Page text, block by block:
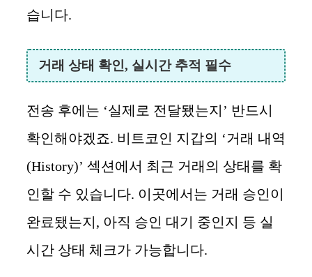
습니다.
거래 상태 확인, 실시간 추적 필수
전송 후에는 ‘실제로 전달됐는지’ 반드시
확인해야겠죠. 비트코인 지갑의 ‘거래 내역
(History)’ 섹션에서 최근 거래의 상태를 확
인할 수 있습니다. 이곳에서는 거래 승인이
완료됐는지, 아직 승인 대기 중인지 등 실
시간 상태 체크가 가능합니다.